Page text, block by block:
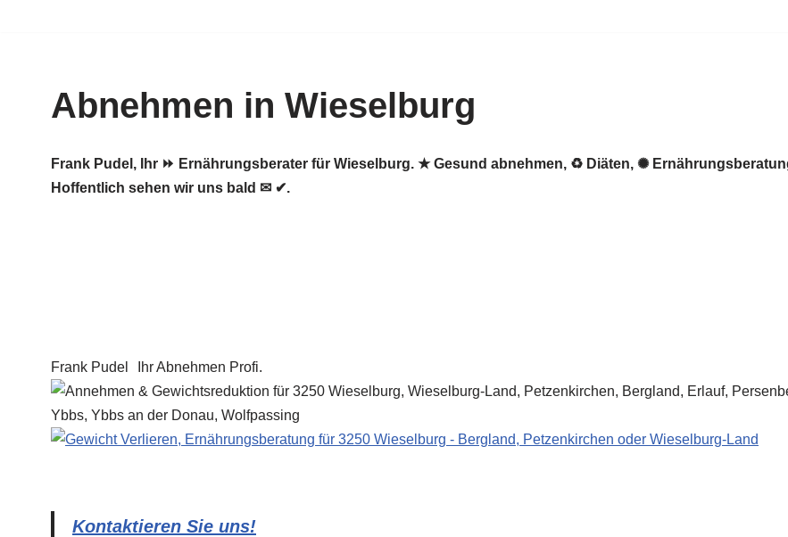
springenAbnehmen in Wieselburg
Frank Pudel, Ihr ⏩ Ernährungsberater für Wieselburg. ★ Gesund abnehmen, ♻ Diäten, ✺
Hoffentlich sehen wir uns bald ✉ ✔.
Frank Pudel Ihr Abnehmen Profi.
Kontaktieren Sie uns!